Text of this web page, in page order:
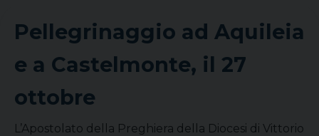
Pellegrinaggio ad Aquileia
e a Castelmonte, il 27
ottobre
L’Apostolato della Preghiera della Diocesi di Vittorio